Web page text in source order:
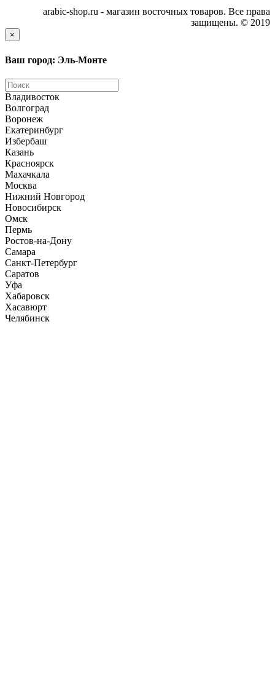
arabic-shop.ru - магазин восточных товаров. Все права
защищены. © 2019
×
Ваш город: Эль-Монте
Владивосток
Волгоград
Воронеж
Екатеринбург
Избербаш
Казань
Красноярск
Махачкала
Москва
Нижний Новгород
Новосибирск
Омск
Пермь
Ростов-на-Дону
Самара
Санкт-Петербург
Саратов
Уфа
Хабаровск
Хасавюрт
Челябинск